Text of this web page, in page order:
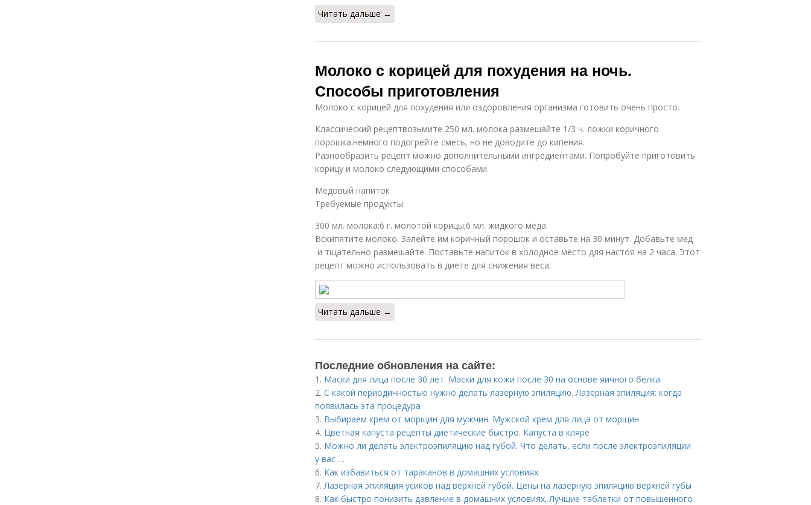
Читать дальше →
Молоко с корицей для похудения на ночь.
Способы приготовления
Молоко с корицей для похудения или оздоровления организма готовить очень просто.
Классический рецептвозьмите 250 мл. молока размешайте 1/3 ч. ложки коричного
порошка.немного подогрейте смесь, но не доводите до кипения.
Разнообразить рецепт можно дополнительными ингредиентами. Попробуйте приготовить
корицу и молоко следующими способами.
Медовый напиток
Требуемые продукты:
300 мл. молока;6 г. молотой корицы;6 мл. жидкого мёда.
Вскипятите молоко. Залейте им коричный порошок и оставьте на 30 минут. Добавьте мед
и тщательно размешайте. Поставьте напиток в холодное место для настоя на 2 часа. Этот
рецепт можно использовать в диете для снижения веса.
Читать дальше →
Последние обновления на сайте:
1. Маски для лица после 30 лет. Маски для кожи после 30 на основе яичного белка
2. С какой периодичностью нужно делать лазерную эпиляцию. Лазерная эпиляция: когда
появилась эта процедура
3. Выбираем крем от морщин для мужчин. Мужской крем для лица от морщин
4. Цветная капуста рецепты диетические быстро. Капуста в кляре
5. Можно ли делать электроэпиляцию над губой. Что делать, если после электроэпиляции
у вас …
6. Как избавиться от тараканов в домашних условиях
7.Лазерная эпиляция усиков над верхней губой. Цены на лазерную эпиляцию верхней губы
8. Как быстро понизить давление в домашних условиях. Лучшие таблетки от повышенного